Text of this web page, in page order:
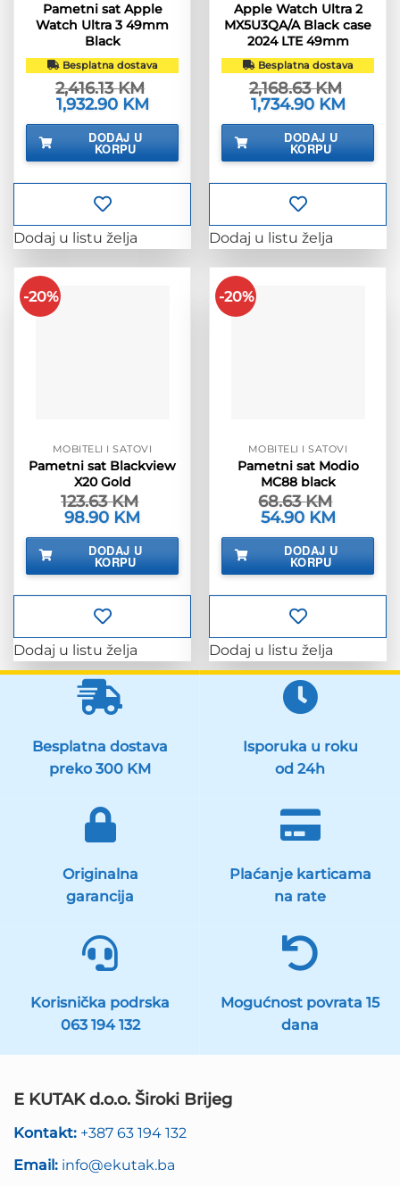
Pametni sat Apple
Watch Ultra 3 49mm
Black
Besplatna dostava
2,416.13KM
Izvorna
cijena
bila
2,416.13 KM.
1,932.90 KM
je:
DODAJ U
KORPU
Dodaj u listu želja
Apple Watch Ultra 2
MX5U3QA/A Black case
2024 LTE 49mm
Besplatna dostava
2,168.63KM
Izvorna
cijena
bila
2,168.63 KM.
1,734.90 KM
je:
DODAJ U
KORPU
Dodaj u listu želja
-20%
MOBITELI I SATOVI
Pametni sat Blackview
X20 Gold
123.63KM
Izvorna
cijena
bila
123.63 KM.
98.90 KM
je:
98.90 KM.
DODAJ U
KORPU
Dodaj u listu želja
-20%
MOBITELI I SATOVI
Pametni sat Modio
MC88 black
68.63KM
Izvorna
cijena
bila
68.63 KM.
54.90 KM
je:
54.90 KM.
DODAJ U
KORPU
Dodaj u listu želja
Besplatna dostava
preko 300 KM
Isporuka u roku
od 24h
Originalna
garancija
Plaćanje karticama
na rate
Korisnička podrska
063 194 132
Mogućnost povrata 15
dana
E KUTAK d.o.o. Široki Brijeg
Kontakt: +387 63 194 132
Email: info@ekutak.ba